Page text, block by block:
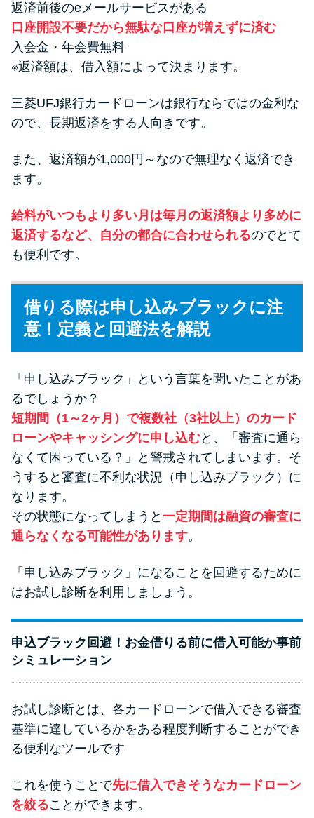
返済前後のeメールサービスがある
口座開設不要だから無駄な口座が増えずに済む
入会金・年会費無料
※返済額は、借入額によって決まります。
三菱UFJ銀行カードローンは銀行ならではの金利な
ので、長期返済をする人向きです。
また、返済額が1,000円～なので無理なく返済でき
ます。
給料がいつもより多い月は毎月の返済額より多めに
返済するなど、自分の都合に合わせられるのでとて
も便利です。
借りる際は申し込みブラックに注
意！定義と回避法を解説
「申し込みブラック」という言葉を聞いたことがあ
るでしょうか？
短期間（1～2ヶ月）で複数社（3社以上）のカード
ローンやキャッシングに申し込むと、「審査に通ら
なくて困っている？」と警戒されてしまいます。そ
うすると審査に不利な状況（申し込みブラック）に
なります。
その状態になってしまうと 一定期間は融資の審査に
通らなくなる可能性があります。
「申し込みブラック」になることを回避するために
はお試し診断を利用しましょう。
申込ブラック回避！お金借りる前に借入可能か事前
シミュレーション
お試し診断とは、各カードローンで借入できる審査
基準に達しているかをある程度判断することができ
る便利なツールです
これを使うことで先に借入できそうなカードローン
を絞ることができます。